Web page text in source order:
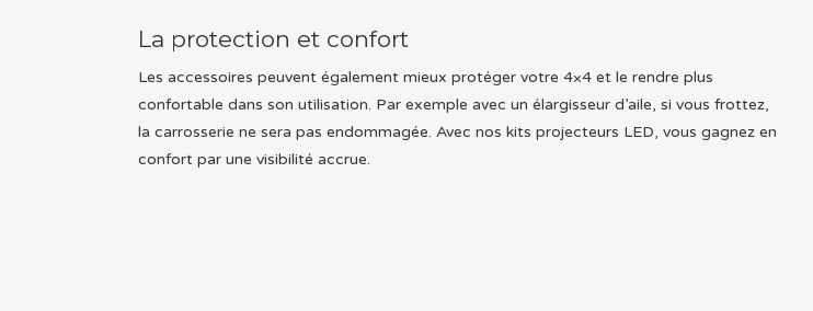
La protection et confort
Les accessoires peuvent également mieux protéger votre 4×4 et le rendre plus
confortable dans son utilisation. Par exemple avec un élargisseur d’aile, si vous frottez,
la carrosserie ne sera pas endommagée. Avec nos kits projecteurs LED, vous gagnez en
confort par une visibilité accrue.